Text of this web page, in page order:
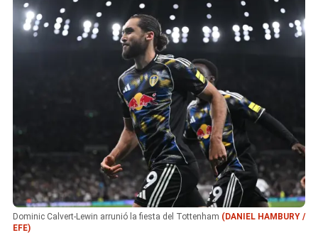
Dominic Calvert-Lewin arrunió la fiesta del Tottenham (DANIEL HAMBURY /
EFE)